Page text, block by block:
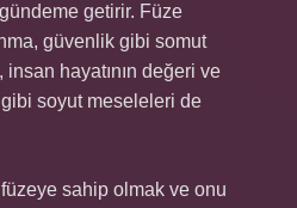
getirir. Füze
güvenlik gibi somut
hayatının değeri ve
gibi soyut meseleleri de
sahip olmak ve onu